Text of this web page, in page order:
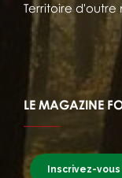
Territoire d'outre
LE MAGAZINE
Inscrivez-